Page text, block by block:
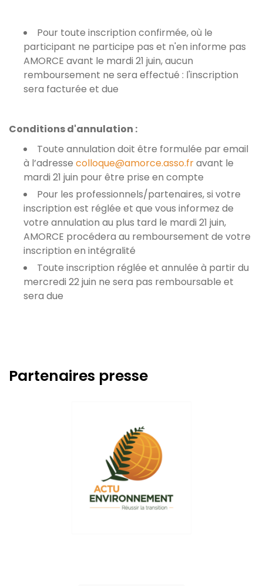
Pour toute inscription confirmée, où le
participant ne participe pas et n'en informe pas
AMORCE avant le mardi 21 juin, aucun
remboursement ne sera effectué : l'inscription
sera facturée et due
Conditions d'annulation :
Toute annulation doit être formulée par email
à l’adresse colloque@amorce.asso.fravant le
mardi 21 juin pour être prise en compte
Pour les professionnels/partenaires, si votre
inscription est réglée et que vous informez de
votre annulation au plus tard le mardi 21 juin,
AMORCE procédera au remboursement de votre
inscription en intégralité
Toute inscription réglée et annulée à partir du
mercredi 22 juin ne sera pas remboursable et
sera due
Partenaires presse